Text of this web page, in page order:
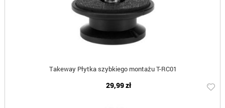
Takeway Płytka szybkiego montażu T-RC01
29,99 zł